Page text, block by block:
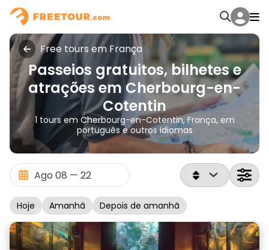
Free tours em França
Passeios gratuitos, bilhetes e
atrações em Cherbourg-en-
Cotentin
1 tours em Cherbourg-en-Cotentin, França, em
português e outros idiomas
Hoje Amanhã Depois de amanhã